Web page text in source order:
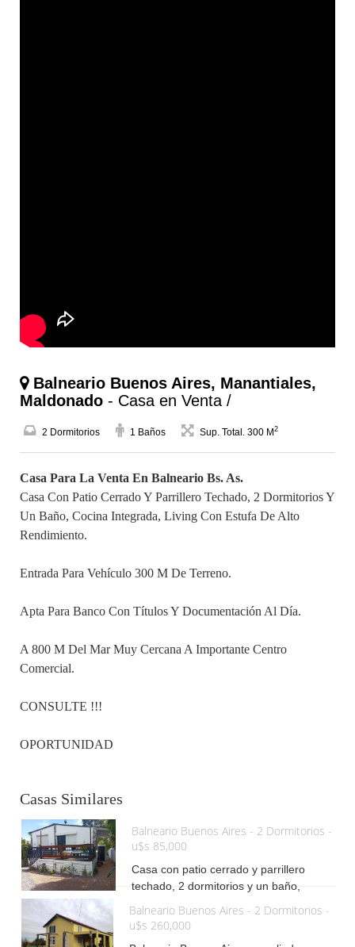
Balneario Buenos Aires, Manantiales,
Maldonado - Casa en Venta /
2 Dormitorios 1 Baños Sup. Total. 300 M2
Casa Para La Venta En Balneario Bs. As.
Casa Con Patio Cerrado Y Parrillero Techado, 2 Dormitorios Y
Un Baño, Cocina Integrada, Living Con Estufa De Alto
Rendimiento.
Entrada Para Vehículo 300 M De Terreno.
Apta Para Banco Con Títulos Y Documentación Al Día.
A 800 M Del Mar Muy Cercana A Importante Centro
Comercial.
CONSULTE !!!
OPORTUNIDAD
Casas Similares
Balneario Buenos Aires - 2 Dormitorios -
u$s 85,000
Casa con patio cerrado y parrillero
techado, 2 dormitorios y un baño,
alto rendimiento. Entrada para vehículo
Balneario Buenos Aires - 2 Dormitorios -
u$s 260,000